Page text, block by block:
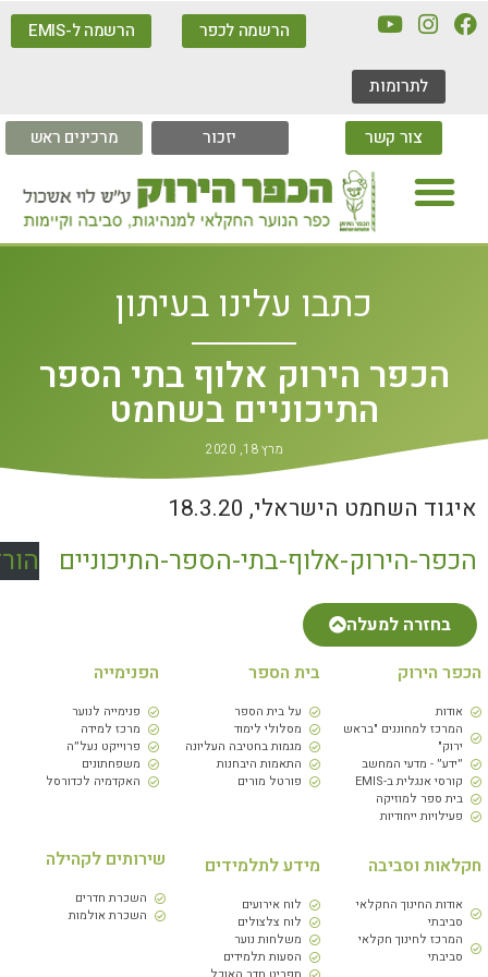
לתרומות
הרשמה לכפר הרשמה ל-EMIS
צור קשר יזכור מרכינים ראש
כתבו עלינו בעיתון
הכפר הירוק אלוף בתי הספר
התיכוניים בשחמט
מרץ 18, 2020
איגוד השחמט הישראלי, 18.3.20
הכפר-הירוק-אלוף-בתי-הספר-התיכוניים הורד
בחזרה למעלה
הירוק
אודות
המרכז למחוננים "בראש
ירוק"
״ידע״ - מדעי המחשב
קורסי אנגלית ב-EMIS
בית ספר למוזיקה
פעילויות ייחודיות
בית הספר
על בית הספר
מסלולי לימוד
מגמות בחטיבה העליונה
התאמות היבחנות
פורטל מורים
הפנימייה
פנימייה לנוער
מרכז למידה
פרוייקט נעל״ה
משפחתונים
האקדמיה לכדורסל
וסביבה
אודות החינוך החקלאי
סביבתי
המרכז לחינוך חקלאי
סביבתי
מידע לתלמידים
לוח אירועים
לוח צלצולים
משלחות נוער
הסעות תלמידים
שירותים לקהילה
השכרת חדרים
השכרת אולמות